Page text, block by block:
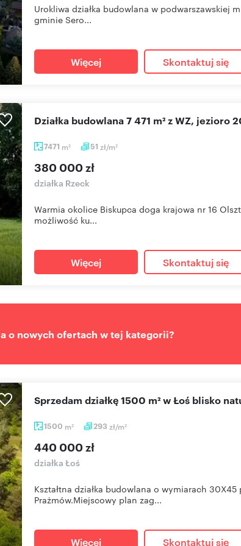
Urokliwa działka budowlana w podwarszawskiej
gminie Sero...
Więcej Skontaktuj się
7471 m2 51 zł/m2
Działka budowlana 7 471 m² z WZ, jezioro
380 000 zł
działka Rzeck
Warmia okolice Biskupca doga krajowa nr 16
możliwość ku...
Więcej Skontaktuj się
o nowych ofertach w tej kategorii?
1500 m2 293 zł/m2
Sprzedam działkę 1500 m² w Łoś blisko
440 000 zł
działka Łoś
Kształtna działka budowlana o wymiarach
Prażmów.Miejscowy plan zag...
Więcej Skontaktuj się